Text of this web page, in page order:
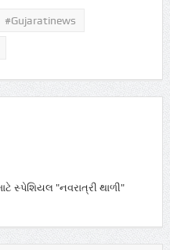
#gujaratinews
સ્પેશિયલ "નવરાત્રી થાળી"